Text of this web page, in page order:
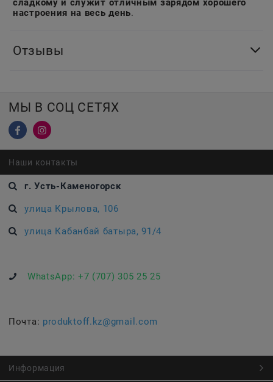
сладкому и служит отличным зарядом хорошего
настроения на весь день.
Отзывы
МЫ В СОЦ СЕТЯХ
Наши контакты
г. Усть-Каменогорск
улица Крылова, 106
улица Кабанбай батыра, 91/4
WhatsApp: +7 (707) 305 25 25
Почта: produktoff.kz@gmail.com
Информация